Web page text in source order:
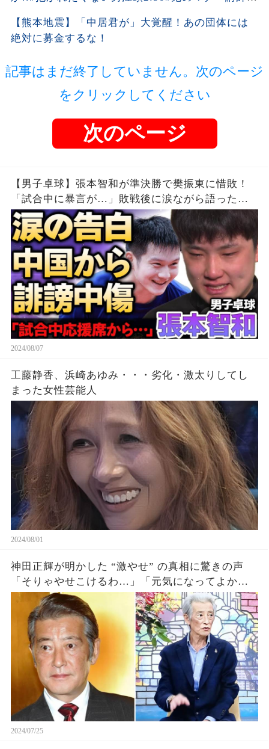
【熊本地震】「中居君が」大覚醒！あの団体には
絶対に募金するな！
記事はまだ終了していません。次のページ
をクリックしてください
次のページ
【男子卓球】張本智和が準決勝で樊振東に惜敗！
「試合中に暴言が…」敗戦後に涙ながら語った中
国からの”誹謗中傷”の真相…精神崩壊する現在に
涙が零れ落ちた…【パリ五輪】
2024/08/07
工藤静香、浜崎あゆみ・・・劣化・激太りしてし
まった女性芸能人
2024/08/01
神田正輝が明かした “激やせ” の真相に驚きの声
「そりゃやせこけるわ…」「元気になってよかっ
2024/07/25